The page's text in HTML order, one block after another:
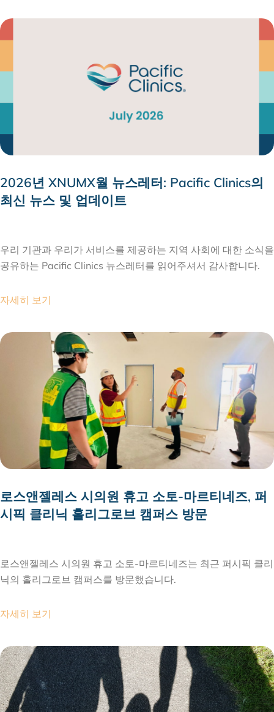
2026년 XNUMX월 뉴스레터: Pacific Clinics의
최신 뉴스 및 업데이트
우리 기관과 우리가 서비스를 제공하는 지역 사회에 대한 소식을
공유하는 Pacific Clinics 뉴스레터를 읽어주셔서 감사합니다.
자세히 보기
로스앤젤레스 시의원 휴고 소토-마르티네즈, 퍼
시픽 클리닉 홀리그로브 캠퍼스 방문
로스앤젤레스 시의원 휴고 소토-마르티네즈는 최근 퍼시픽 클리
닉의 홀리그로브 캠퍼스를 방문했습니다.
자세히 보기